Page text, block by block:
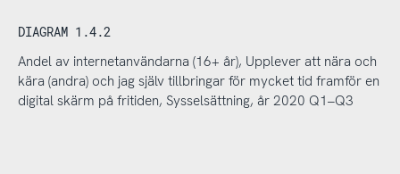
DIAGRAM 1.4.2
Andel av internetanvändarna (16+ år), Upplever att nära och
kära (andra) och jag själv tillbringar för mycket tid framför en
digital skärm på fritiden, Sysselsättning, år 2020 Q1–Q3